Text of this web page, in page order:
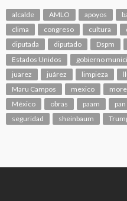
alcalde AMLO apoyos
clima
congreso cultura
diputada
diputado Dspm
Estados Unidos
gobierno
juarez
juárez limpieza
Maru Campos
mexico
México
obras paam pan
seguridad
sheinbaum